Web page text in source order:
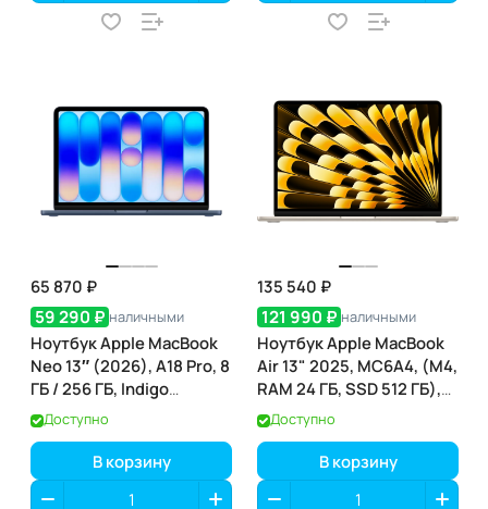
65 870 ₽
59 290 ₽ наличными
Ноутбук Apple MacBook
Neo 13″ (2026), A18 Pro, 8
ГБ / 256 ГБ, Indigo
(индиго) (MHFF4)
Доступно
В корзину
135 540 ₽
121 990 ₽ наличными
Ноутбук Apple MacBook
Air 13" 2025, MC6A4, (M4,
RAM 24 ГБ, SSD 512 ГБ),
Звёздный свет
Доступно
В корзину